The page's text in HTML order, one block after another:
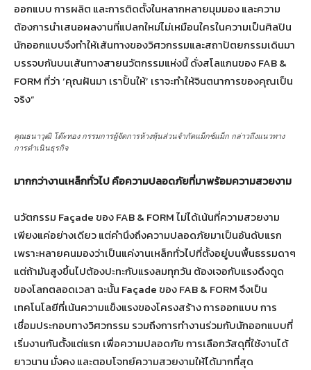
ออกแบบ การผลิต และการติดตั้งในหลากหลายมุมมอง และความ
ต้องการนำเสนอผลงานที่แปลกใหม่ไม่เหมือนใครในความเป็นศิลปิน
นักออกแบบจึงทำให้เส้นทางของวิศวกรรมและสถาปัตยกรรมเดินมา
บรรจบกันบนเส้นทางสายนวัตกรรมแห่งนี้ ดั่งสโลแกนของ FAB &
FORM ที่ว่า ‘คุณฝันมา เราปั้นให้’ เราจะทำให้จินตนาการของคุณเป็น
จริง”
คุณธนาวุฒิ โต๊ะทอง กรรมการผู้จัดการห้างหุ้นส่วนจำกัดแม็กซ์แม็ก กล่าวถึงแนวทาง
การดำเนินธุรกิจ
มากกว่างานเหล็กทั่วไป คือความปลอดภัยที่มาพร้อมความสวยงาม
นวัตกรรม Façade ของ FAB & FORM ไม่ได้เน้นที่ความสวยงาม
เพียงแค่อย่างเดียว แต่คำนึงถึงความปลอดภัยมาเป็นอันดับแรก
เพราะหลายคนมองว่าเป็นแค่งานเหล็กทั่วไปที่ตั้งอยู่บนพื้นธรรมดาๆ
แต่ถ้ามันสูงขึ้นไปต้องปะทะกับแรงลมทุกวัน ต้องเจอกับแรงดึงดูด
ของโลกตลอดเวลา ฉะนั้น Façade ของ FAB & FORM จึงเป็น
เทคโนโลยีที่เน้นความแข็งแรงของโครงสร้าง การออกแบบ การ
เชื่อมประกอบทางวิศวกรรม รวมถึงการทำงานร่วมกับนักออกแบบที่
เริ่มงานกันตั้งแต่แรก เพื่อความปลอดภัย การเลือกวัสดุที่ใช้งานได้
ยาวนาน มั่งคง และตอบโจทย์ความสวยงามให้ได้มากที่สุด